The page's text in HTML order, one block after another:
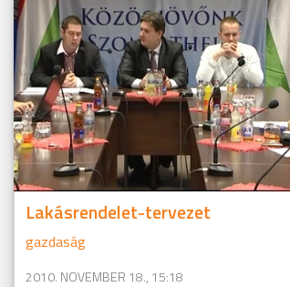
Lakásrendelet-tervezet
gazdaság
2010. NOVEMBER 18., 15:18